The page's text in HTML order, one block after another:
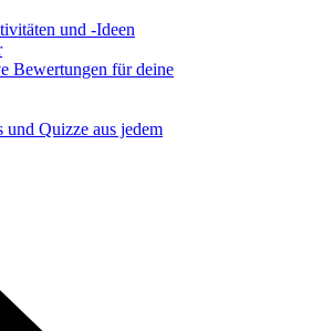
und -Ideen
Bewertungen für deine
und Quizze aus jedem